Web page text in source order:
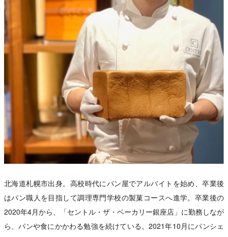
北海道札幌市出身。高校時代にパン屋でアルバイトを始め、卒業後
はパン職人を目指して調理専門学校の製菓コースへ進学。卒業後の
2020年4月から、「セントル・ザ・ベーカリー銀座店」に勤務しなが
ら、パンや食にかかわる勉強を続けている。2021年10月にパンシェ